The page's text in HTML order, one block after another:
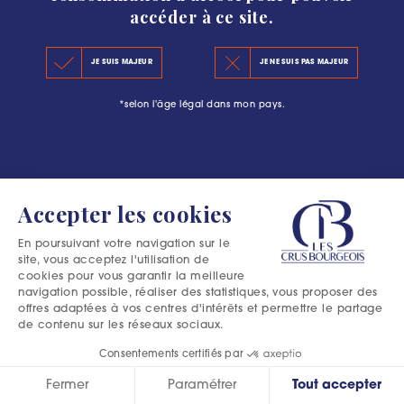
AVENTURE DANS LE MÉDOC
accéder à ce site.
JE SUIS MAJEUR JE NE SUIS PAS MAJEUR
*selon l'âge légal dans mon pays.
Excessive consumption of alcohol is harmful to your health.
Accepter les cookies
En poursuivant votre navigation sur le
site, vous acceptez l'utilisation de
cookies pour vous garantir la meilleure
navigation possible, réaliser des statistiques, vous proposer des
offres adaptées à vos centres d'intérêts et permettre le partage
de contenu sur les réseaux sociaux.
Consentements certifiés par
Fermer Paramétrer Tout accepter